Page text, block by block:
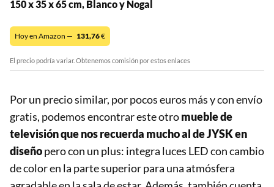
150 x 35 x 65 cm, Blanco y Nogal
Hoy en Amazon — 131,76€
El precio podría variar. Obtenemos comisión por estos enlaces
Por un precio similar, por pocos euros más y con envío
gratis, podemos encontrar este otromueble de
televisión que nos recuerda mucho al de JYSK en
diseñopero con un plus: integra luces LED con cambio
de color en la parte superior para una atmósfera